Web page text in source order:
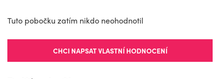
Tuto pobočku zatím nikdo neohodnotil
CHCI NAPSAT VLASTNÍ HODNOCENÍ